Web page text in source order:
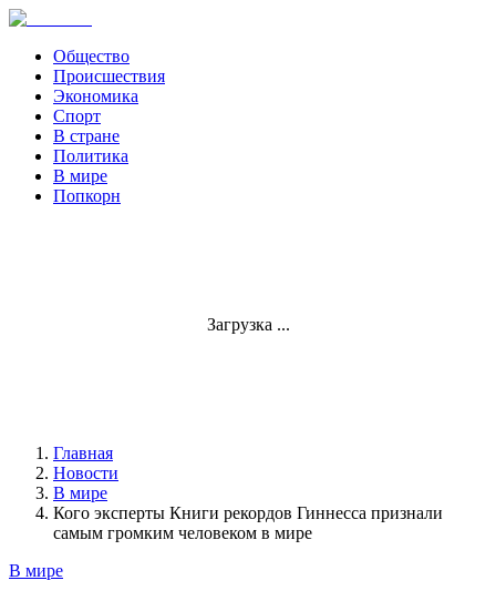
Общество
Происшествия
Экономика
Спорт
В стране
Политика
В мире
Попкорн
Загрузка ...
Главная
Новости
В мире
Кого эксперты Книги рекордов Гиннесса признали
самым громким человеком в мире
В мире